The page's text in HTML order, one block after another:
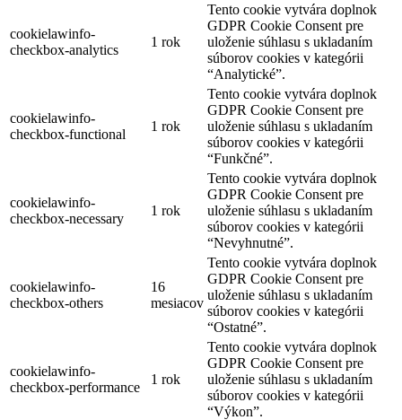
cookielawinfo-
checkbox-analytics
1 rok
Tento cookie vytvára doplnok
GDPR Cookie Consent pre
uloženie súhlasu s ukladaním
súborov cookies v kategórii
“Analytické”.
cookielawinfo-
checkbox-functional
1 rok
Tento cookie vytvára doplnok
GDPR Cookie Consent pre
uloženie súhlasu s ukladaním
súborov cookies v kategórii
“Funkčné”.
cookielawinfo-
checkbox-necessary
1 rok
Tento cookie vytvára doplnok
GDPR Cookie Consent pre
uloženie súhlasu s ukladaním
súborov cookies v kategórii
“Nevyhnutné”.
cookielawinfo-
checkbox-others
16
mesiacov
Tento cookie vytvára doplnok
GDPR Cookie Consent pre
uloženie súhlasu s ukladaním
súborov cookies v kategórii
“Ostatné”.
cookielawinfo-
checkbox-performance
1 rok
Tento cookie vytvára doplnok
GDPR Cookie Consent pre
uloženie súhlasu s ukladaním
súborov cookies v kategórii
“Výkon”.